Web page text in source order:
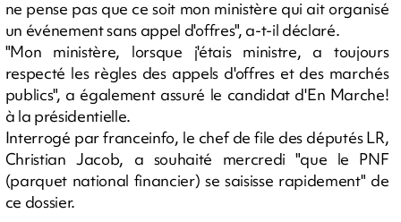
ne pense pas que ce soit mon ministère qui ait organisé
un événement sans appel d'offres", a-t-il déclaré.
"Mon ministère, lorsque j'étais ministre, a toujours
respecté les règles des appels d'offres et des marchés
publics", a également assuré le candidat d'En Marche!
à la présidentielle.
Interrogé par franceinfo, le chef de file des députés LR,
Christian Jacob, a souhaité mercredi "que le PNF
(parquet national financier) se saisisse rapidement" de
ce dossier.